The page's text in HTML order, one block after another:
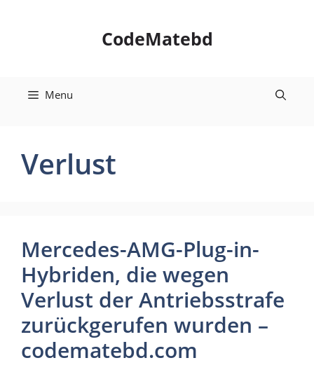
CodeMatebd
Menu
Verlust
Mercedes-AMG-Plug-in-
Hybriden, die wegen
Verlust der Antriebsstrafe
zurückgerufen wurden –
codematebd.com